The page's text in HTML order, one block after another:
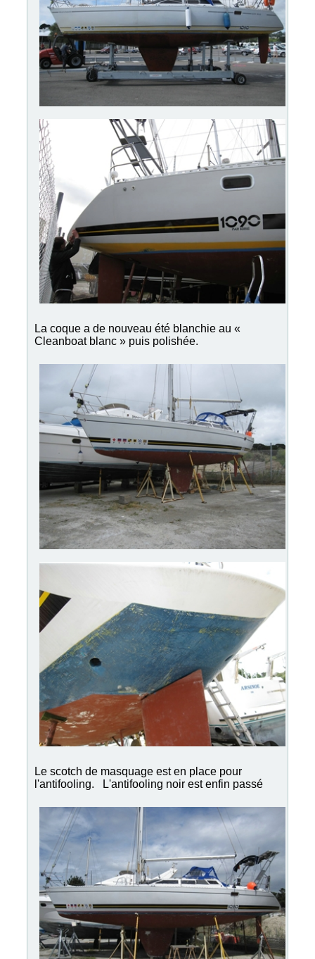
La coque a de nouveau été blanchie au «
Cleanboat blanc » puis polishée.
Le scotch de masquage est en place pour
l'antifooling. L'antifooling noir est enfin passé